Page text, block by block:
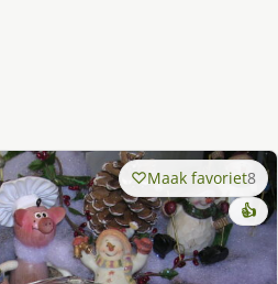
Maak favoriet8
👍